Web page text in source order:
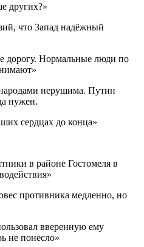
других?»
что Запад надёжный
дорогу. Нормальные люди по
нерушима. Путин
нужен.
сердцах до конца»
в районе Гостомеля в
противника медленно, но
вверенную ему
не понесло»